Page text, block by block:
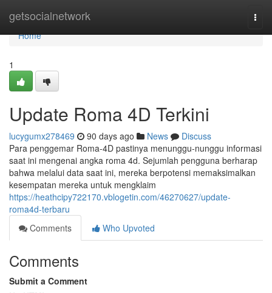
getsocialnetwork
Home
Home
1
Update Roma 4D Terkini
lucygumx278469 90 days ago News
Discuss
Para penggemar Roma-4D pastinya menunggu-nunggu informasi
saat ini mengenai angka roma 4d. Sejumlah pengguna berharap
bahwa melalui data saat ini, mereka berpotensi memaksimalkan
kesempatan mereka untuk mengklaim
https://heathcipy722170.vblogetin.com/46270627/update-
roma4d-terbaru
Comments
Who Upvoted
Comments
Submit a Comment